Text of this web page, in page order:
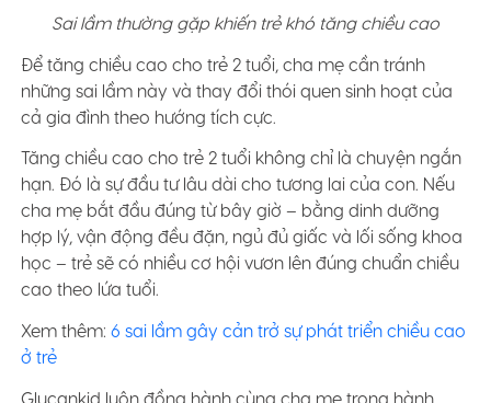
Sai lầm thường gặp khiến trẻ khó tăng chiều cao
Để tăng chiều cao cho trẻ 2 tuổi, cha mẹ cần tránh
những sai lầm này và thay đổi thói quen sinh hoạt của
cả gia đình theo hướng tích cực.
Tăng chiều cao cho trẻ 2 tuổi không chỉ là chuyện ngắn
hạn. Đó là sự đầu tư lâu dài cho tương lai của con. Nếu
cha mẹ bắt đầu đúng từ bây giờ – bằng dinh dưỡng
hợp lý, vận động đều đặn, ngủ đủ giấc và lối sống khoa
học – trẻ sẽ có nhiều cơ hội vươn lên đúng chuẩn chiều
cao theo lứa tuổi.
Xem thêm: 6 sai lầm gây cản trở sự phát triển chiều cao
ở trẻ